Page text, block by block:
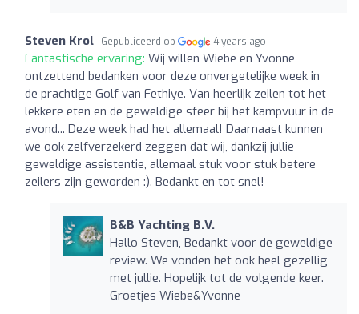
Steven Krol Gepubliceerd op 4 years ago
Fantastische ervaring: Wij willen Wiebe en Yvonne
ontzettend bedanken voor deze onvergetelijke week in
de prachtige Golf van Fethiye. Van heerlijk zeilen tot het
lekkere eten en de geweldige sfeer bij het kampvuur in de
avond... Deze week had het allemaal! Daarnaast kunnen
we ook zelfverzekerd zeggen dat wij, dankzij jullie
geweldige assistentie, allemaal stuk voor stuk betere
zeilers zijn geworden :). Bedankt en tot snel!
B&B Yachting B.V.
Hallo Steven, Bedankt voor de geweldige
review. We vonden het ook heel gezellig
met jullie. Hopelijk tot de volgende keer.
Groetjes Wiebe&Yvonne